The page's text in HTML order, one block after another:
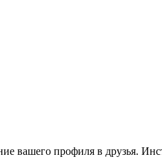
вашего профиля в друзья.